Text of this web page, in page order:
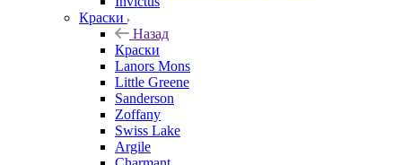
Краски
Назад
Краски
Lanors Mons
Little Greene
Sanderson
Zoffany
Swiss Lake
Argile